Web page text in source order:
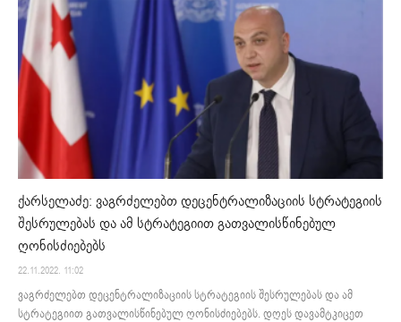
ქარსელაძე: ვაგრძელებთ დეცენტრალიზაციის სტრატეგიის
შესრულებას და ამ სტრატეგიით გათვალისწინებულ
ღონისძიებებს
22.11.2022. 11:02
ვაგრძელებთ დეცენტრალიზაციის სტრატეგიის შესრულებას და ამ
სტრატეგიით გათვალისწინებულ ღონისძიებებს. დღეს დავამტკიცეთ